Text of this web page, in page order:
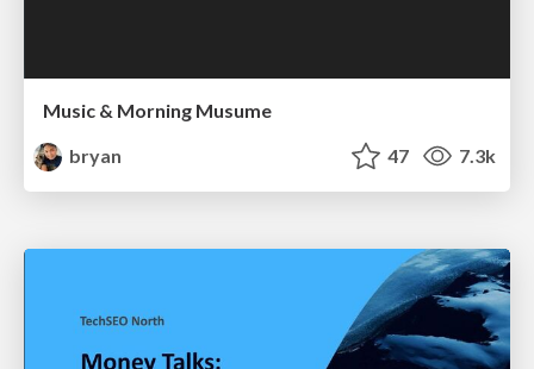
Music & Morning Musume
bryan
47 7.3k